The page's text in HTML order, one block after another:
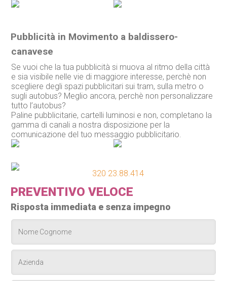
Pubblicità in Movimento a baldissero-
canavese
Se vuoi che la tua pubblicità si muova al ritmo della città
e sia visibile nelle vie di maggiore interesse, perchè non
scegliere degli spazi pubblicitari sui tram, sulla metro o
sugli autobus? Meglio ancora, perchè non personalizzare
tutto l’autobus?
Paline pubblicitarie, cartelli luminosi e non, completano la
gamma di canali a nostra disposizione per la
comunicazione del tuo messaggio pubblicitario.
320 23.88.414
PREVENTIVO VELOCE
Risposta immediata e senza impegno